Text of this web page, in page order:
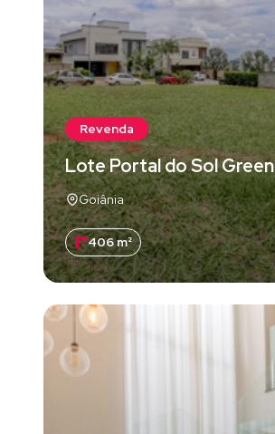
Revenda
Lote Portal do Sol Green
Goiânia
406 m²